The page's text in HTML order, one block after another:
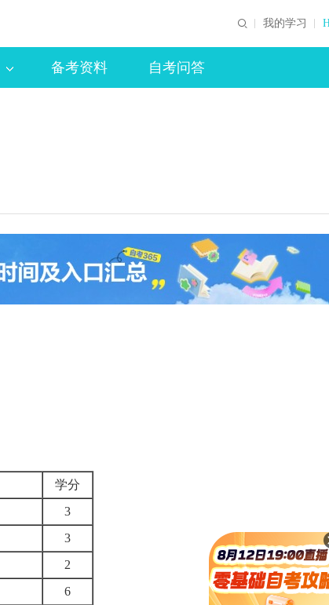
我的学习
备考资料 自考问答
学分
3
3
2
6